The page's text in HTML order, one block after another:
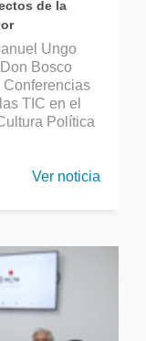
de la
Ungo
Bosco
TIC en el
Política
Ver noticia